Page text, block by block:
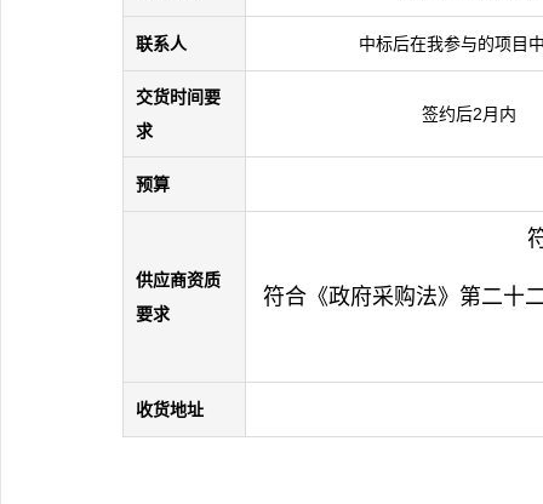
联系人 中标后在我参与的项目
交货时间要
求
签约后2月内
预算
供应商资质
要求
符合《政府采购法》第二十
收货地址